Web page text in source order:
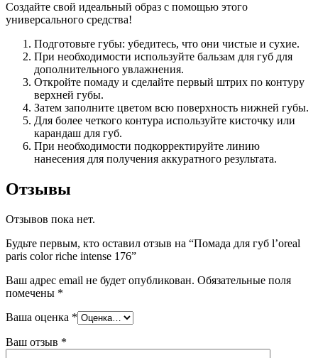
Создайте свой идеальный образ с помощью этого
универсального средства!
Подготовьте губы: убедитесь, что они чистые и сухие.
При необходимости используйте бальзам для губ для
дополнительного увлажнения.
Откройте помаду и сделайте первый штрих по контуру
верхней губы.
Затем заполните цветом всю поверхность нижней губы.
Для более четкого контура используйте кисточку или
карандаш для губ.
При необходимости подкорректируйте линию
нанесения для получения аккуратного результата.
Отзывы
Отзывов пока нет.
Будьте первым, кто оставил отзыв на “Помада для губ l’oreal
paris color riche intense 176”
Ваш адрес email не будет опубликован. Обязательные поля
помечены *
Ваша оценка *
Ваш отзыв *